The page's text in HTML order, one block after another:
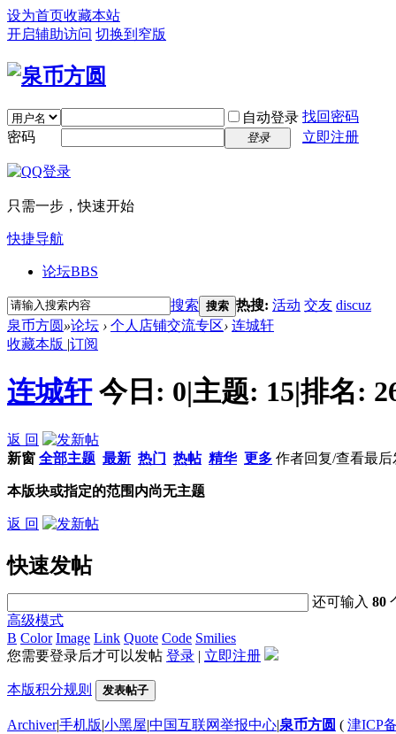
设为首页收藏本站
开启辅助访问 切换到窄版
自动登录 找回密码
密码
登录 立即注册
只需一步，快速开始
快捷导航
论坛BBS
搜索 搜索 热搜: 活动 交友 discuz
泉币方圆 »论坛 › 个人店铺交流专区› 连城轩
收藏本版 |订阅
连城轩 今日: 0|主题: 15|排名:
返 回
新窗 全部主题 最新 热门 热帖 精华 更多 作者回复/查看最后
本版块或指定的范围内尚无主题
返 回
快速发帖
还可输入80
高级模式
B Color Image Link Quote Code Smilies
您需要登录后才可以发帖 登录 | 立即注册
本版积分规则 发表帖子
Archiver|手机版|小黑屋|中国互联网举报中心|泉币方圆 ( 津ICP